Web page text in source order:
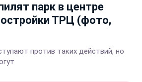
парк в центре
ТРЦ (фото,
против таких действий, но